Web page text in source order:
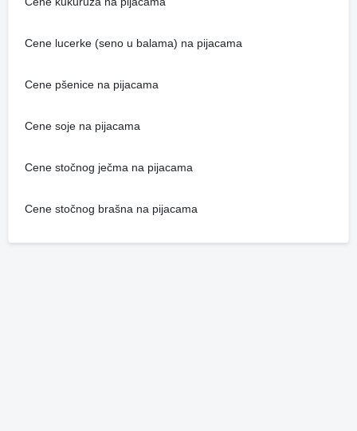
Cene lucerke (seno u balama) na pijacama
Cene pšenice na pijacama
Cene soje na pijacama
Cene stočnog ječma na pijacama
Cene stočnog brašna na pijacama